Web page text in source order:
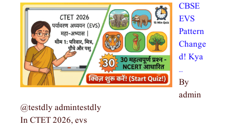
CBSE
EVS
Pattern
Change
d! Kya
…
By
admin
@testdly admintestdly
In CTET 2026, evs